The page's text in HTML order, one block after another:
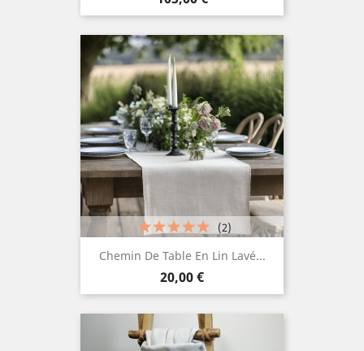
Chemin De Table En Lin Lavé...
Prix
20,00 €
(2)